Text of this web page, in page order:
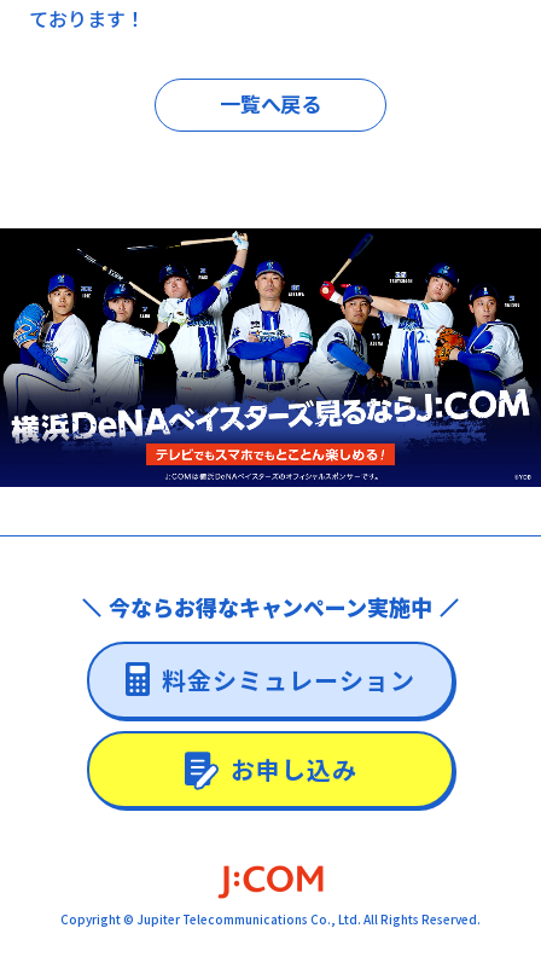
ております！
一覧へ戻る
今ならお得なキャンペーン実施中
料金シミュレーション
お申し込み
Copyright © Jupiter Telecommunications Co., Ltd. All Rights Reserved.